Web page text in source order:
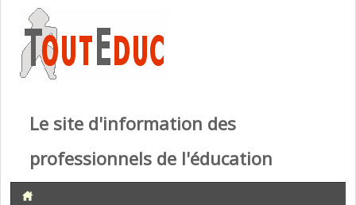
Le site d'information des
professionnels de l'éducation